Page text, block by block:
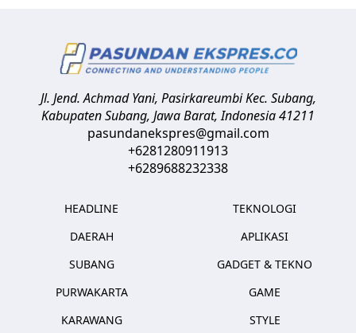
Jl. Jend. Achmad Yani, Pasirkareumbi Kec. Subang,
Kabupaten Subang, Jawa Barat,Indonesia41211
pasundanekspres@gmail.com
+6281280911913
+6289688232338
HEADLINE
DAERAH
SUBANG
PURWAKARTA
KARAWANG
TEKNOLOGI
APLIKASI
GADGET & TEKNO
GAME
STYLE